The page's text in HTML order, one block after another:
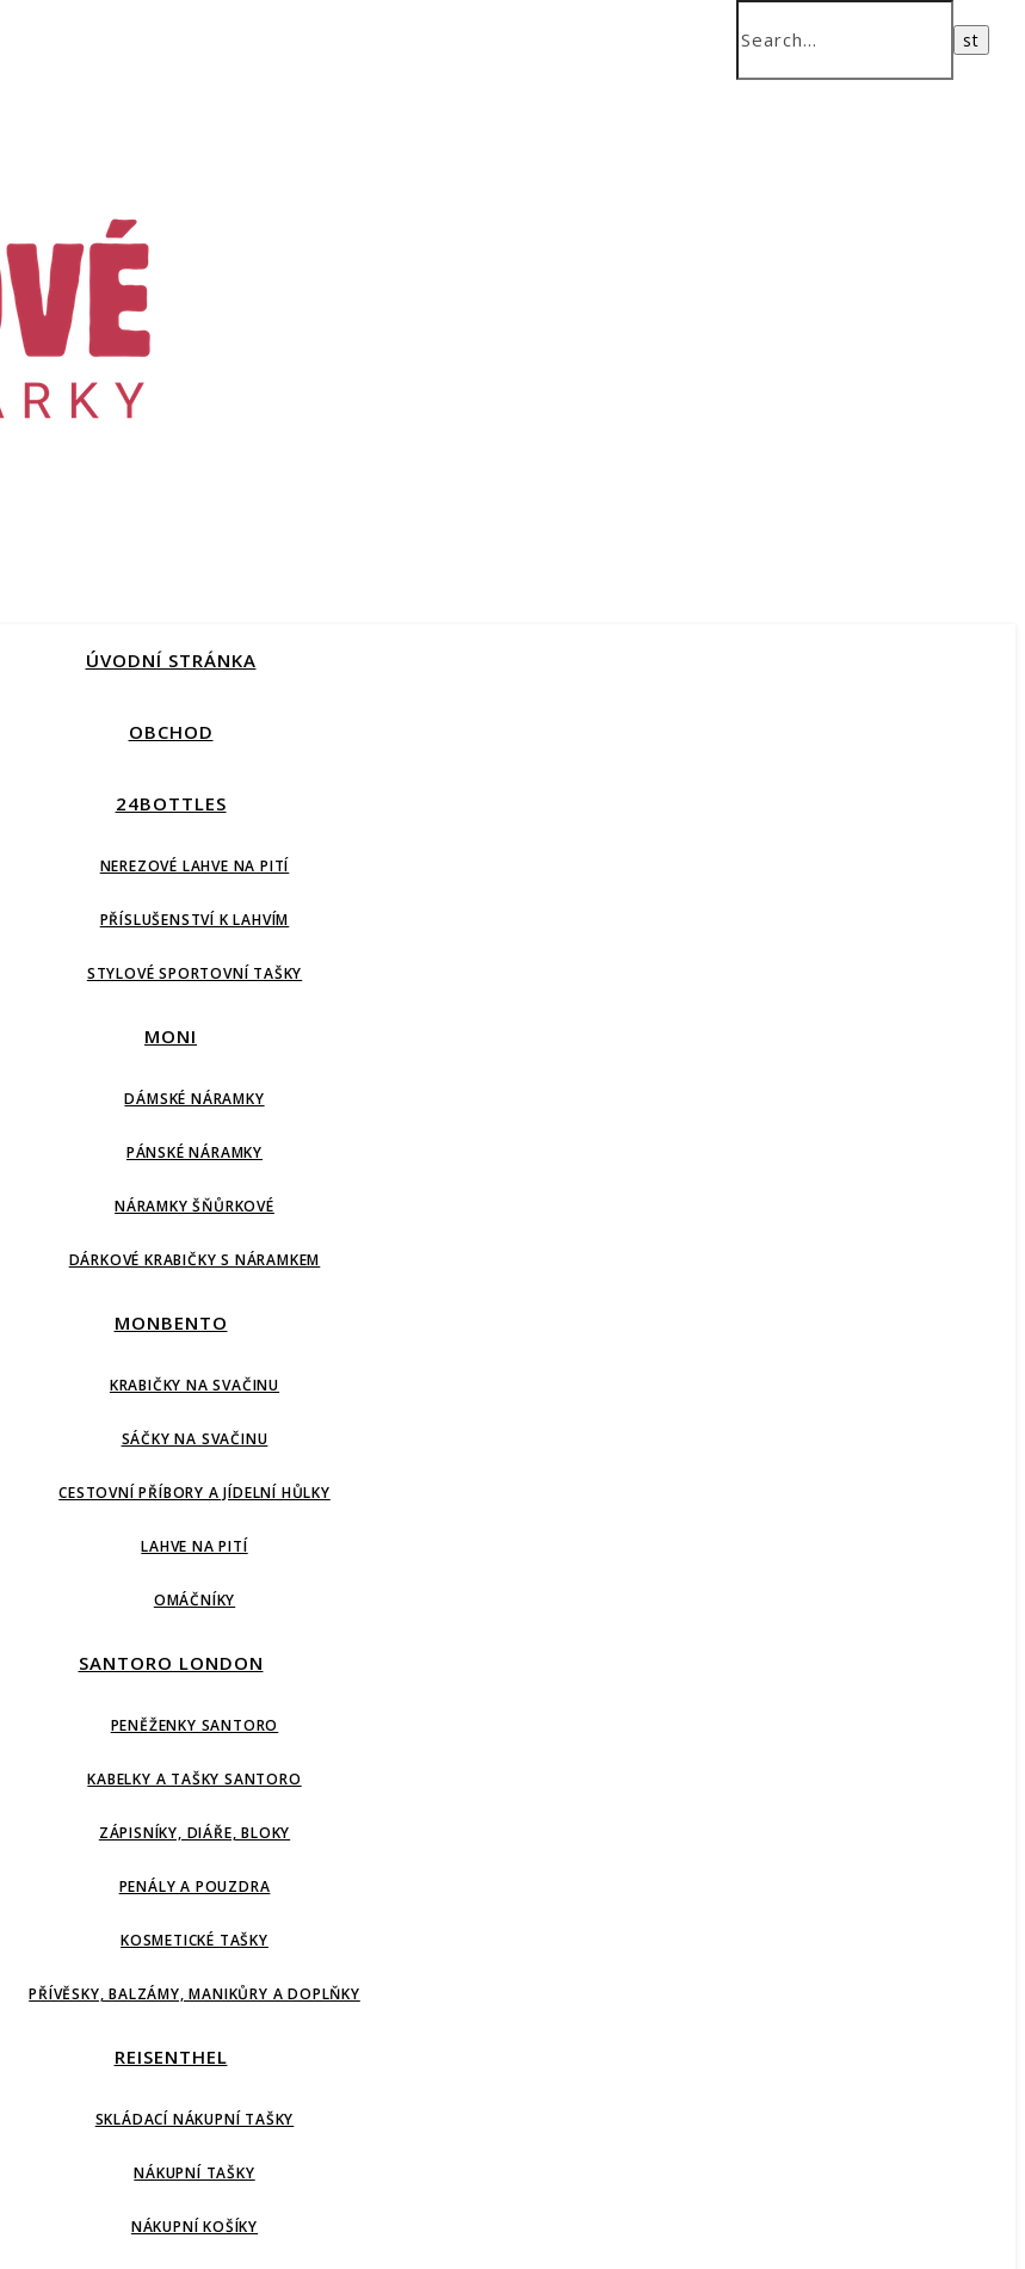
ÚVODNÍ STRÁNKA
OBCHOD
24BOTTLES
NEREZOVÉ LAHVE NA PITÍ
PŘÍSLUŠENSTVÍ K LAHVÍM
STYLOVÉ SPORTOVNÍ TAŠKY
MONI
DÁMSKÉ NÁRAMKY
PÁNSKÉ NÁRAMKY
NÁRAMKY ŠŇŮRKOVÉ
DÁRKOVÉ KRABIČKY S NÁRAMKEM
MONBENTO
KRABIČKY NA SVAČINU
SÁČKY NA SVAČINU
CESTOVNÍ PŘÍBORY A JÍDELNÍ HŮLKY
LAHVE NA PITÍ
OMÁČNÍKY
SANTORO LONDON
PENĚŽENKY SANTORO
KABELKY A TAŠKY SANTORO
ZÁPISNÍKY, DIÁŘE, BLOKY
PENÁLY A POUZDRA
KOSMETICKÉ TAŠKY
PŘÍVĚSKY, BALZÁMY, MANIKŮRY A DOPLŇKY
REISENTHEL
SKLÁDACÍ NÁKUPNÍ TAŠKY
NÁKUPNÍ TAŠKY
NÁKUPNÍ KOŠÍKY